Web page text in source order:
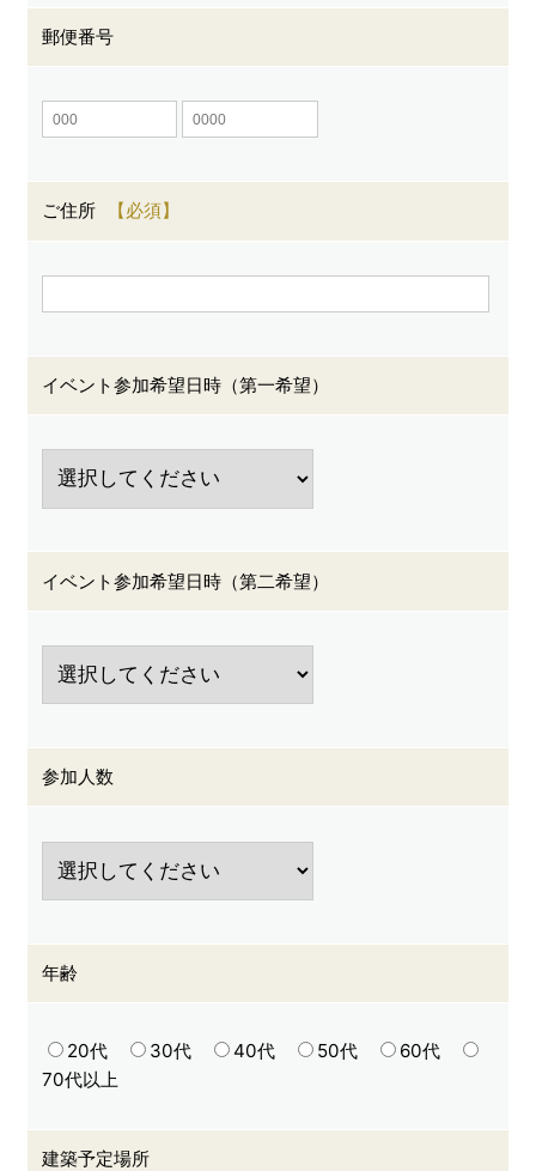
郵便番号
ご住所
イベント参加希望日時（第一希望）
イベント参加希望日時（第二希望）
参加人数
年齢
20代 30代 40代 50代
60代
70代以上
建築予定場所